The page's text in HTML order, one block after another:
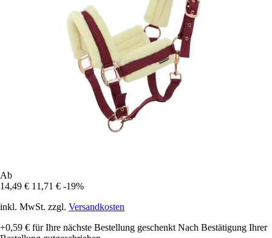
Ab
14,49 € 11,71 € -19%
inkl. MwSt. zzgl. Versandkosten
+0,59 € für Ihre nächste Bestellung geschenkt Nach Bestätigung Ihrer